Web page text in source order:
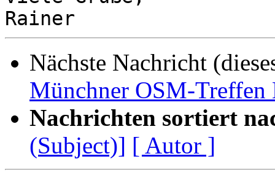
Nächste Nachricht
Münchner OSM-
Nachrichten sortiert
(Subject)] [ Autor ]